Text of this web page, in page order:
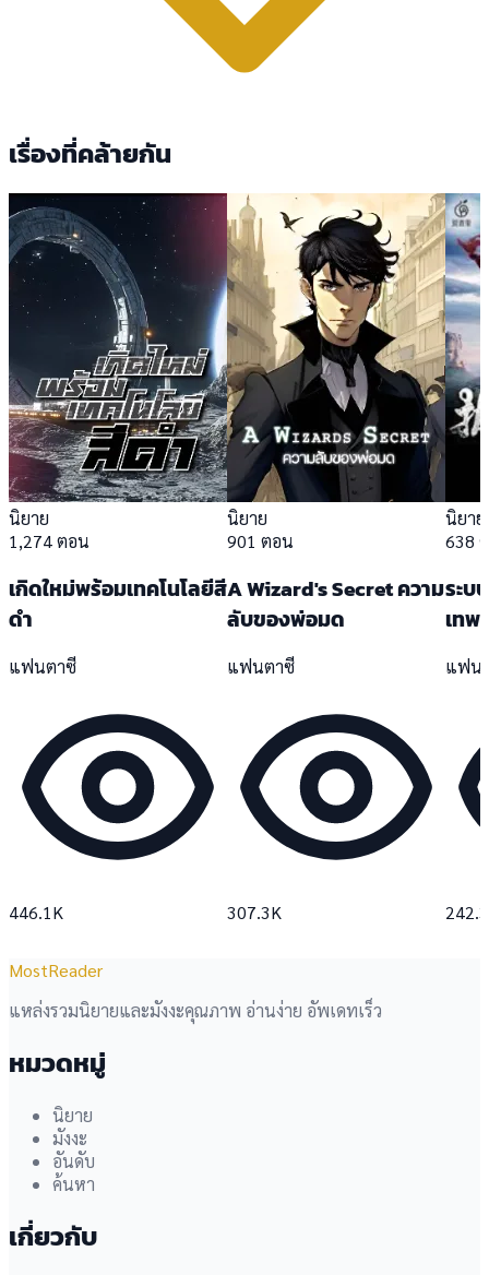
เรื่องที่คล้ายกัน
นิยาย
1,274 ตอน
เกิดใหม่พร้อมเทคโนโลยีสี
ดำ
แฟนตาซี
446.1K
นิยาย
901 ตอน
A Wizard's Secret ความ
ลับของพ่อมด
แฟนตาซี
307.3K
นิยาย
638
ระบ
เทพ
แฟน
MostReader
แหล่งรวมนิยายและมังงะคุณภาพ อ่านง่าย อัพเดทเร็ว
หมวดหมู่
นิยาย
มังงะ
อันดับ
ค้นหา
เกี่ยวกับ